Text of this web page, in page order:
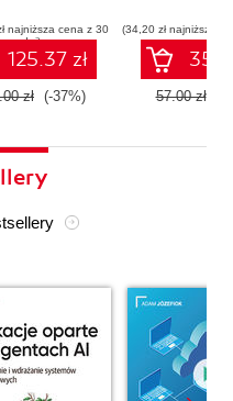
i techniki
najniższa cena z 30
dni)
125.37 zł
zł (-37%)
(34,20 zł najniższa
57.00 zł